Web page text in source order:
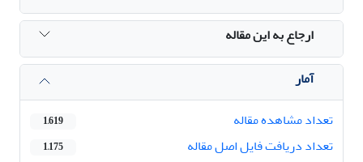
ارجاع به این مقاله
آمار
تعداد مشاهده مقاله
1,619
تعداد دریافت فایل اصل مقاله 1,175